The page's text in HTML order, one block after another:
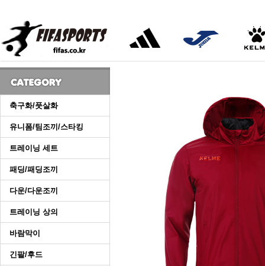
축구화/풋살화
유니폼/팀조끼/스타킹
트레이닝 세트
패딩/패딩조끼
다운/다운조끼
트레이닝 상의
바람막이
긴팔/후드